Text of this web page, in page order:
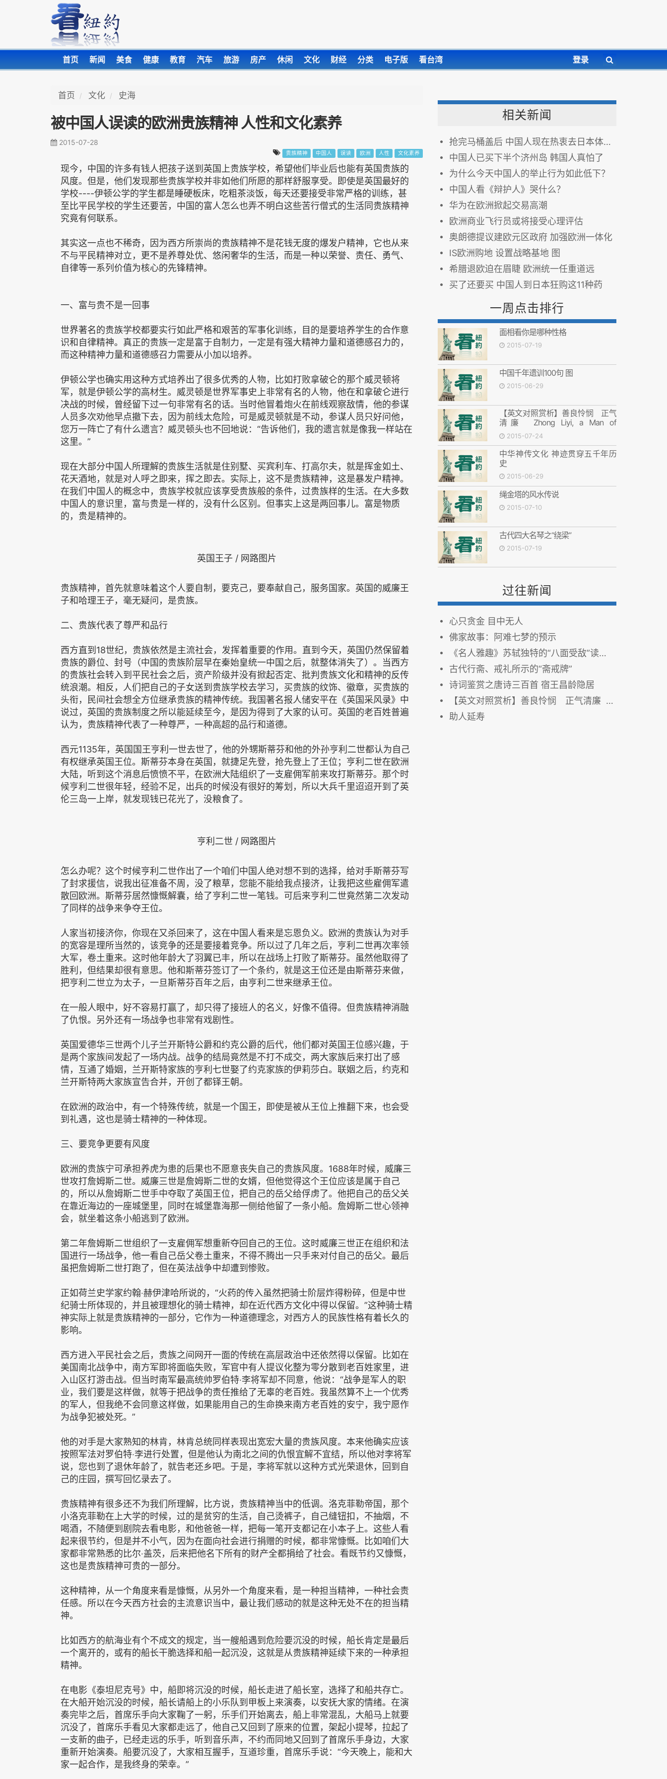
首页 新闻 美食 健康 教育 汽车 旅游 房产 休闲 文化 财经 分类 电子版 看台湾 登录
首页 文化 史海
被中国人误读的欧洲贵族精神 人性和文化素养
2015-07-28
贵族精神 中国人 误读 欧洲 人性 文化素养
现今，中国的许多有钱人把孩子送到英国上贵族学校，希望他们毕业后也能有英国贵族的
风度。但是，他们发现那些贵族学校并非如他们所愿的那样舒服享受。即使是英国最好的
学校----伊顿公学的学生都是睡硬板床，吃粗茶淡饭，每天还要接受非常严格的训练，甚
至比平民学校的学生还要苦，中国的富人怎么也弄不明白这些苦行僧式的生活同贵族精神
究竟有何联系。
其实这一点也不稀奇，因为西方所崇尚的贵族精神不是花钱无度的爆发户精神，它也从来
不与平民精神对立，更不是养尊处优、悠闲奢华的生活，而是一种以荣誉、责任、勇气、
自律等一系列价值为核心的先锋精神。
一、富与贵不是一回事
世界著名的贵族学校都要实行如此严格和艰苦的军事化训练，目的是要培养学生的合作意
识和自律精神。真正的贵族一定是富于自制力，一定是有强大精神力量和道德感召力的，
而这种精神力量和道德感召力需要从小加以培养。
伊顿公学也确实用这种方式培养出了很多优秀的人物，比如打败拿破仑的那个威灵顿将
军，就是伊顿公学的高材生。威灵顿是世界军事史上非常有名的人物，他在和拿破仑进行
决战的时候，曾经留下过一句非常有名的话。当时他冒着炮火在前线观察敌情，他的参谋
人员多次劝他早点撤下去，因为前线太危险，可是威灵顿就是不动，参谋人员只好问他，
您万一阵亡了有什么遗言？威灵顿头也不回地说：“告诉他们，我的遗言就是像我一样站在
这里。”
现在大部分中国人所理解的贵族生活就是住别墅、买宾利车、打高尔夫，就是挥金如土、
花天酒地，就是对人呼之即来，挥之即去。实际上，这不是贵族精神，这是暴发户精神。
在我们中国人的概念中，贵族学校就应该享受贵族般的条件，过贵族样的生活。在大多数
中国人的意识里，富与贵是一样的，没有什么区别。但事实上这是两回事儿。富是物质
的，贵是精神的。
英国王子 / 网路图片
贵族精神，首先就意味着这个人要自制，要克己，要奉献自己，服务国家。英国的威廉王
子和哈理王子，毫无疑问，是贵族。
二、贵族代表了尊严和品行
西方直到18世纪，贵族依然是主流社会，发挥着重要的作用。直到今天，英国仍然保留着
贵族的爵位、封号（中国的贵族阶层早在秦始皇统一中国之后，就整体消失了）。当西方
的贵族社会转入到平民社会之后，资产阶级并没有掀起否定、批判贵族文化和精神的反传
统浪潮。相反，人们把自己的子女送到贵族学校去学习，买贵族的纹饰、徽章，买贵族的
头衔，民间社会想全方位继承贵族的精神传统。我国著名报人储安平在《英国采风录》中
说过，英国的贵族制度之所以能延续至今，是因为得到了大家的认可。英国的老百姓普遍
认为，贵族精神代表了一种尊严，一种高超的品行和道德。
西元1135年，英国国王亨利一世去世了，他的外甥斯蒂芬和他的外孙亨利二世都认为自己
有权继承英国王位。斯蒂芬本身在英国，就捷足先登，抢先登上了王位；亨利二世在欧洲
大陆，听到这个消息后愤愤不平，在欧洲大陆组织了一支雇佣军前来攻打斯蒂芬。那个时
候亨利二世很年轻，经验不足，出兵的时候没有很好的筹划，所以大兵千里迢迢开到了英
伦三岛一上岸，就发现钱已花光了，没粮食了。
亨利二世 / 网路图片
怎么办呢？这个时候亨利二世作出了一个咱们中国人绝对想不到的选择，给对手斯蒂芬写
了封求援信，说我出征准备不周，没了粮草，您能不能给我点接济，让我把这些雇佣军遣
散回欧洲。斯蒂芬居然慷慨解囊，给了亨利二世一笔钱。可后来亨利二世竟然第二次发动
了同样的战争来争夺王位。
人家当初接济你，你现在又杀回来了，这在中国人看来是忘恩负义。欧洲的贵族认为对手
的宽容是理所当然的，该竞争的还是要接着竞争。所以过了几年之后，亨利二世再次率领
大军，卷土重来。这时他年龄大了羽翼已丰，所以在战场上打败了斯蒂芬。虽然他取得了
胜利，但结果却很有意思。他和斯蒂芬签订了一个条约，就是这王位还是由斯蒂芬来做，
把亨利二世立为太子，一旦斯蒂芬百年之后，由亨利二世来继承王位。
在一般人眼中，好不容易打赢了，却只得了接班人的名义，好像不值得。但贵族精神消融
了仇恨。另外还有一场战争也非常有戏剧性。
英国爱德华三世两个儿子兰开斯特公爵和约克公爵的后代，他们都对英国王位感兴趣，于
是两个家族间发起了一场内战。战争的结局竟然是不打不成交，两大家族后来打出了感
情，互通了婚姻，兰开斯特家族的亨利七世娶了约克家族的伊莉莎白。联姻之后，约克和
兰开斯特两大家族宣告合并，开创了都铎王朝。
在欧洲的政治中，有一个特殊传统，就是一个国王，即使是被从王位上推翻下来，也会受
到礼遇，这也是骑士精神的一种体现。
三、要竞争更要有风度
欧洲的贵族宁可承担养虎为患的后果也不愿意丧失自己的贵族风度。1688年时候，威廉三
世攻打詹姆斯二世。威廉三世是詹姆斯二世的女婿，但他觉得这个王位应该是属于自己
的，所以从詹姆斯二世手中夺取了英国王位，把自己的岳父给俘虏了。他把自己的岳父关
在靠近海边的一座城堡里，同时在城堡靠海那一侧给他留了一条小船。詹姆斯二世心领神
会，就坐着这条小船逃到了欧洲。
第二年詹姆斯二世组织了一支雇佣军想重新夺回自己的王位。这时威廉三世正在组织和法
国进行一场战争，他一看自己岳父卷土重来，不得不腾出一只手来对付自己的岳父。最后
虽把詹姆斯二世打跑了，但在英法战争中却遭到惨败。
正如荷兰史学家约翰‧赫伊津哈所说的，“火药的传入虽然把骑士阶层炸得粉碎，但是中世
纪骑士所体现的，并且被理想化的骑士精神，却在近代西方文化中得以保留。”这种骑士精
神实际上就是贵族精神的一部分，它作为一种道德理念，对西方人的民族性格有着长久的
影响。
西方进入平民社会之后，贵族之间网开一面的传统在高层政治中还依然得以保留。比如在
美国南北战争中，南方军即将面临失败，军官中有人提议化整为零分散到老百姓家里，进
入山区打游击战。但当时南军最高统帅罗伯特‧李将军却不同意，他说：“战争是军人的职
业，我们要是这样做，就等于把战争的责任推给了无辜的老百姓。我虽然算不上一个优秀
的军人，但我绝不会同意这样做，如果能用自己的生命换来南方老百姓的安宁，我宁愿作
为战争犯被处死。”
他的对手是大家熟知的林肯，林肯总统同样表现出宽宏大量的贵族风度。本来他确实应该
按照军法对罗伯特‧李进行处置，但是他认为南北之间的仇恨宜解不宜结，所以他对李将军
说，您也到了退休年龄了，就告老还乡吧。于是，李将军就以这种方式光荣退休，回到自
己的庄园，撰写回忆录去了。
贵族精神有很多还不为我们所理解，比方说，贵族精神当中的低调。洛克菲勒帝国，那个
小洛克菲勒在上大学的时候，过的是贫穷的生活，自己烫裤子，自己缝钮扣，不抽烟，不
喝酒，不随便到剧院去看电影，和他爸爸一样，把每一笔开支都记在小本子上。这些人看
起来很节约，但是并不小气，因为在面向社会进行捐赠的时候，都非常慷慨。比如咱们大
家都非常熟悉的比尔‧盖茨，后来把他名下所有的财产全都捐给了社会。看既节约又慷慨，
这也是贵族精神可贵的一部分。
这种精神，从一个角度来看是慷慨，从另外一个角度来看，是一种担当精神，一种社会责
任感。所以在今天西方社会的主流意识当中，最让我们感动的就是这种无处不在的担当精
神。
比如西方的航海业有个不成文的规定，当一艘船遇到危险要沉没的时候，船长肯定是最后
一个离开的，或有的船长干脆选择和船一起沉没，这就是从贵族精神延续下来的一种承担
精神。
在电影《泰坦尼克号》中，船即将沉没的时候，船长走进了船长室，选择了和船共存亡。
在大船开始沉没的时候，船长请船上的小乐队到甲板上来演奏，以安抚大家的情绪。在演
奏完毕之后，首席乐手向大家鞠了一躬，乐手们开始离去，船上非常混乱，大船马上就要
沉没了，首席乐手看见大家都走远了，他自己又回到了原来的位置，架起小提琴，拉起了
一支新的曲子，已经走远的乐手，听到音乐声，不约而同地又回到了首席乐手身边，大家
重新开始演奏。船要沉没了，大家相互握手，互道珍重，首席乐手说：“今天晚上，能和大
家一起合作，是我终身的荣幸。”
相关新闻
抢完马桶盖后 中国人现在热衷去日本体检(图)
中国人已买下半个济州岛 韩国人真怕了
为什么今天中国人的举止行为如此低下？
中国人看《辩护人》哭什么？
华为在欧洲掀起交易高潮
欧洲商业飞行员或将接受心理评估
奥朗德提议建欧元区政府 加强欧洲一体化
IS欧洲购地 设置战略基地 图
希腊退欧迫在眉睫 欧洲统一任重道远
买了还要买 中国人到日本狂购这11种药
一周点击排行
面相看你是哪种性格
2015-07-19
中国千年遗训100句 图
2015-06-29
【英文对照赏析】善良怜悯 正气
清廉 Zhong Liyi, a Man of
Compassion, Honesty and
Righteousness
2015-07-24
中华神传文化 神迹贯穿五千年历
史
2015-06-29
绳金塔的风水传说
2015-07-10
古代四大名琴之“绕梁”
2015-07-19
过往新闻
心只贪金 目中无人
佛家故事：阿难七梦的预示
《名人雅趣》苏轼独特的“八面受敌”读书法
古代行斋、戒礼所示的“斋戒牌”
诗词鉴赏之唐诗三百首 宿王昌龄隐居
【英文对照赏析】善良怜悯 正气清廉 Zhong Liyi, a Man of Compassion, Honesty and Righteousness
助人延寿